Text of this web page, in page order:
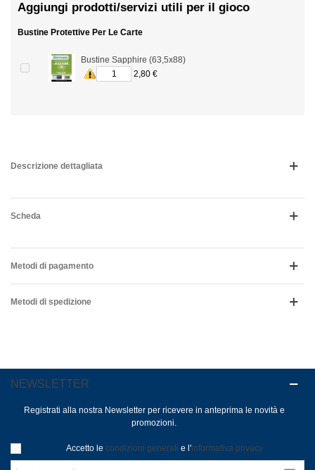
Aggiungi prodotti/servizi utili per il gioco
Bustine Protettive Per Le Carte
Bustine Sapphire (63,5x88)
2,80 €
Descrizione dettagliata
Scheda
Metodi di pagamento
Metodi di spedizione
NEWSLETTER
Registrati alla nostra Newsletter per ricevere in anteprima le novità e
promozioni.
Accetto le condizioni generali e l'informativa privacy